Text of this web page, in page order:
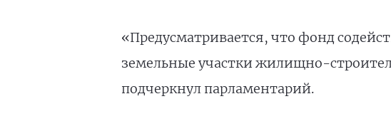
«Предусматривается, что фонд
земельные участки жилищно-
подчеркнул парламентарий.